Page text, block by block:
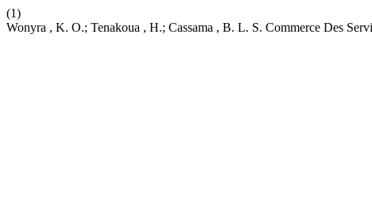
(1)
Wonyra , K. O.; Tenakoua , H.; Cassama , B. L. S. Commerce Des